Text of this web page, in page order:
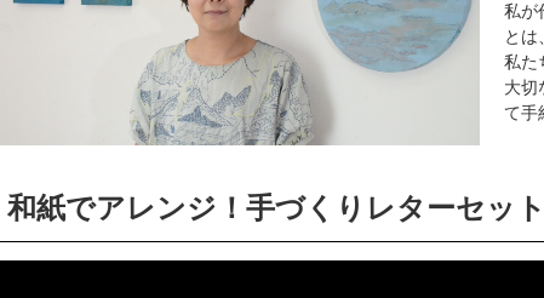
私が
とは
私た
大切
て手
和紙でアレンジ！手づくりレターセット